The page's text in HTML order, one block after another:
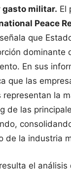
militar. El
Peace
que
dominante
En sus
que las
la
de las
de la industria
el análisis